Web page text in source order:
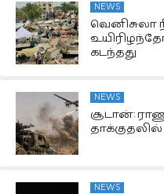
NEWS
வெனிசுலா
கடந்தது
NEWS
சூடான்:
NEWS